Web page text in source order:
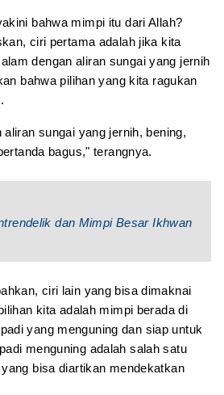
bahwa mimpi itu dari Allah?
ciri pertama adalah jika kita
dengan aliran sungai yang jernih
bahwa pilihan yang kita ragukan
sungai yang jernih, bening,
bagus," terangnya.
dan Mimpi Besar Ikhwan
ciri lain yang bisa dimaknai
kita adalah mimpi berada di
yang menguning dan siap untuk
menguning adalah salah satu
bisa diartikan mendekatkan